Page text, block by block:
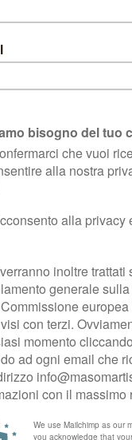
l’area istituzionale
al pubblico i
ruolo di prodotto simbolo
ai vostri amici il
potete prendere
– SALA C al 1°
Camera di
in fiera giovedì 2 e